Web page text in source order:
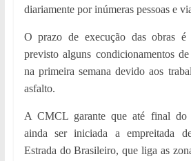
diariamente por inúmeras pessoas e
O prazo de execução das obras
previsto alguns condicionamentos
na primeira semana devido aos
asfalto.
A CMCL garante que até final do
ainda ser iniciada a empreitada
Estrada do Brasileiro, que liga as